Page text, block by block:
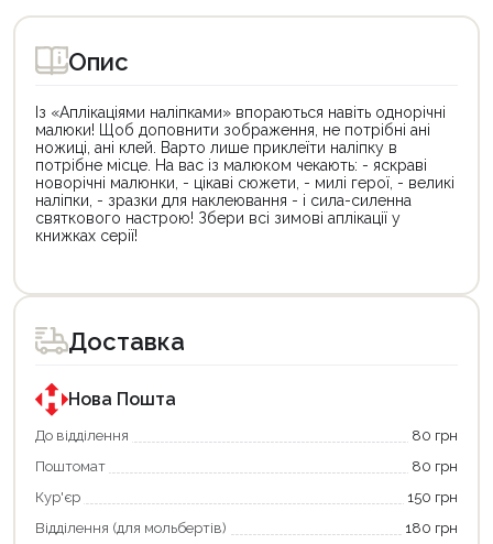
Опис
Із «Аплікаціями наліпками» впораються навіть однорічні
малюки! Щоб доповнити зображення, не потрібні ані
ножиці, ані клей. Варто лише приклеїти наліпку в
потрібне місце. На вас із малюком чекають: - яскраві
новорічні малюнки, - цікаві сюжети, - милі герої, - великі
наліпки, - зразки для наклеювання - і сила-силенна
святкового настрою! Збери всі зимові аплікації у
книжках серії!
товар
для
покупки
державною
програмою
єКнига.
Використовуйте
карту
щоб
зекономити
та
товар
для
покупки
державною
програмою
«Національний
кешбек».
покупку
«Національний
кешбек»
та
Доставка
Нова Пошта
До відділення
80 грн
Поштомат
80 грн
Кур'єр
150 грн
Відділення (для мольбертів)
180 грн